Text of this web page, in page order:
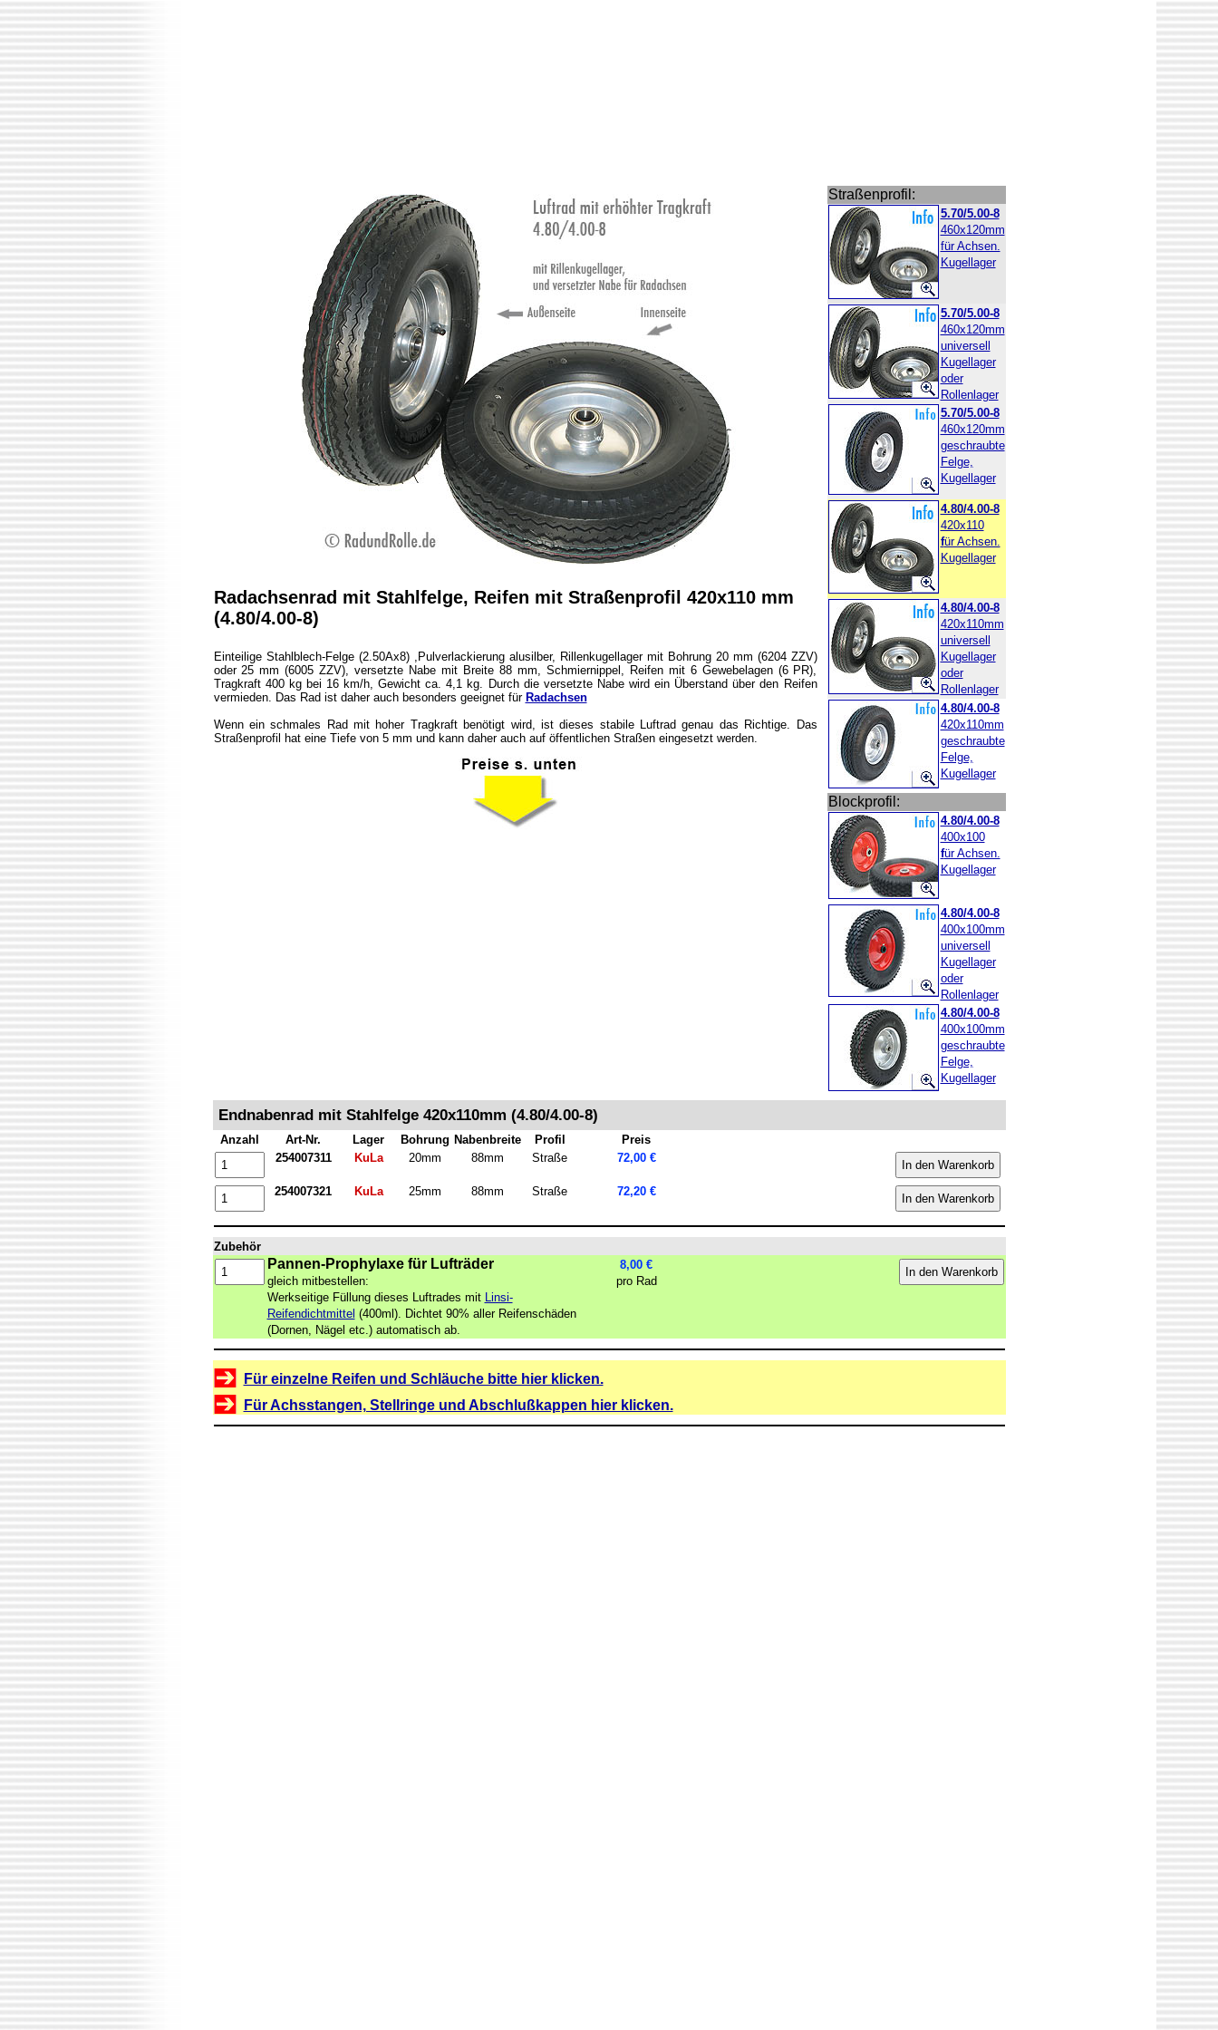
Radachsenrad mit Stahlfelge, Reifen mit Straßenprofil 420x110 mm
(4.80/4.00-8)
Einteilige Stahlblech-Felge (2.50Ax8) ,Pulverlackierung alusilber, Rillenkugellager mit Bohrung 20 mm (6204 ZZV)
oder 25 mm (6005 ZZV), versetzte Nabe mit Breite 88 mm, Schmiernippel, Reifen mit 6 Gewebelagen (6 PR),
Tragkraft 400 kg bei 16 km/h, Gewicht ca. 4,1 kg. Durch die versetzte Nabe wird ein Überstand über den Reifen
vermieden. Das Rad ist daher auch besonders geeignet für Radachsen
Wenn ein schmales Rad mit hoher Tragkraft benötigt wird, ist dieses stabile Luftrad genau das Richtige. Das
Straßenprofil hat eine Tiefe von 5 mm und kann daher auch auf öffentlichen Straßen eingesetzt werden.
Straßenprofil:
5.70/5.00-8
460x120mm
für Achsen.
Kugellager
5.70/5.00-8
460x120mm
universell
Kugellager
oder
Rollenlager
5.70/5.00-8
460x120mm
geschraubte
Felge,
Kugellager
4.80/4.00-8
420x110
für Achsen.
Kugellager
4.80/4.00-8
420x110mm
universell
Kugellager
oder
Rollenlager
4.80/4.00-8
420x110mm
geschraubte
Felge,
Kugellager
Blockprofil:
4.80/4.00-8
400x100
für Achsen.
Kugellager
4.80/4.00-8
400x100mm
universell
Kugellager
oder
Rollenlager
4.80/4.00-8
400x100mm
geschraubte
Felge,
Kugellager
Endnabenrad mit Stahlfelge 420x110mm (4.80/4.00-8)
Anzahl Art-Nr. Lager Bohrung Nabenbreite Profil
Preis
254007311
KuLa 20mm 88mm Straße 72,00 €
254007321 KuLa 25mm 88mm Straße 72,20 €
Zubehör
Pannen-Prophylaxe für Lufträder
gleich mitbestellen:
Werkseitige Füllung dieses Luftrades mit Linsi-
Reifendichtmittel (400ml). Dichtet 90% aller Reifenschäden
(Dornen, Nägel etc.) automatisch ab.
8,00 €
pro Rad
Für einzelne Reifen und Schläuche bitte hier klicken.
Für Achsstangen, Stellringe und Abschlußkappen hier klicken.